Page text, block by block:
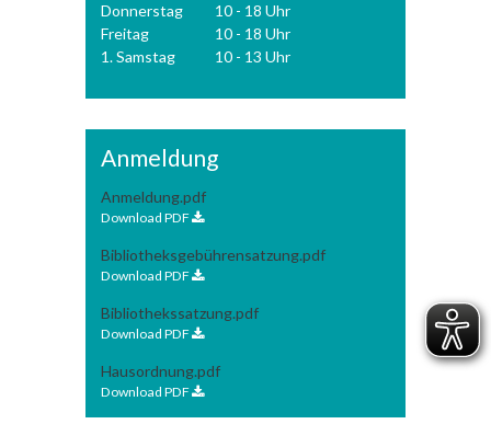
Donnerstag
10 - 18 Uhr
Freitag
10 - 18 Uhr
1. Samstag
10 - 13 Uhr
Anmeldung
Anmeldung.pdf
Download PDF
Bibliotheksgebührensatzung.pdf
Download PDF
Bibliothekssatzung.pdf
Download PDF
Hausordnung.pdf
Download PDF